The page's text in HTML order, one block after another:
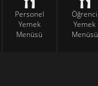
Personel
Yemek
Menüsü
Öğrenci
Yemek
Menüsü